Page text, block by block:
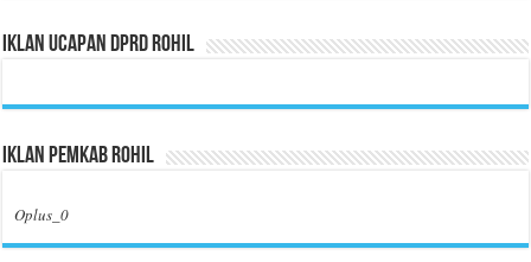
Iklan Ucapan DPRD Rohil
Iklan Pemkab Rohil
Oplus_0